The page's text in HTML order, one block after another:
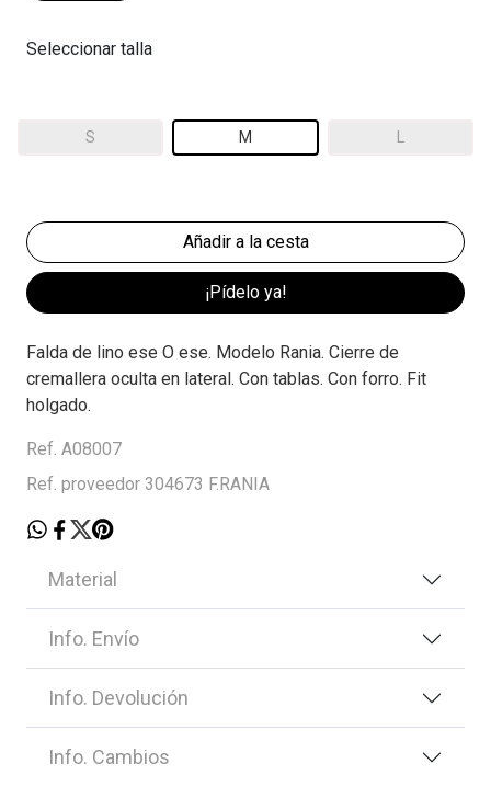
Seleccionar talla
S M L
¡Pídelo ya!
Falda de lino ese O ese. Modelo Rania. Cierre de
cremallera oculta en lateral. Con tablas. Con forro. Fit
holgado.
Ref. A08007
Ref. proveedor 304673 F.RANIA
Material
Info. Envío
Info. Devolución
Info. Cambios